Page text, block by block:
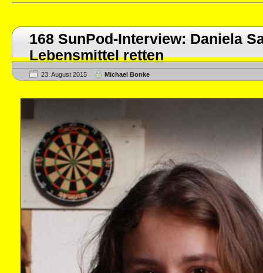
168 SunPod-Interview: Daniela
Lebensmittel retten
23. August 2015 Michael Bonke